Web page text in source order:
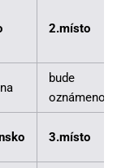
2.místo
bude
oznámeno
3.místo